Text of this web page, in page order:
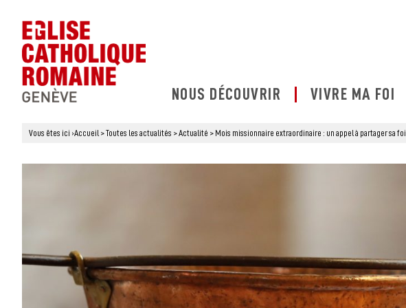
NOUS DÉCOUVRIR VIVRE MA FOI
Vous êtes ici ›Accueil >Toutes les actualités >Actualité > Mois missionnaire extraordinaire : un appel à partager sa foi